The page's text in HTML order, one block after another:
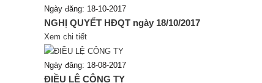
Ngày đăng: 18-10-2017
NGHỊ QUYẾT HĐQT ngày 18/10/2017
Xem chi tiết
Ngày đăng: 18-08-2017
ĐIỀU LỆ CÔNG TY